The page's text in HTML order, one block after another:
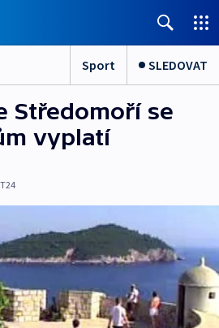
Sport SLEDOVAT
Středomoří se
vyplatí